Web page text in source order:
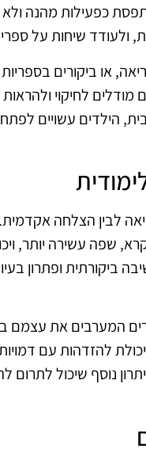
כפעילות מהנה
ולעודד שיחות על
או ביקורים
מודלים לחיקוי
הילדים עשויים
לבין הצלחה
שפה עשירה יותר,
ביקורתית ופתרון
המערבים את עצמם
להזדהות עם
נוסף שיכול